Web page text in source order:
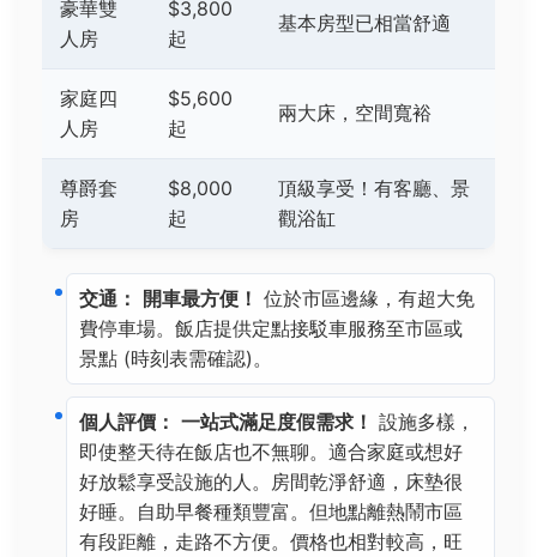
豪華雙
人房
$3,800
起
基本房型已相當舒適
家庭四
人房
$5,600
起
兩大床，空間寬裕
尊爵套
房
$8,000
起
頂級享受！有客廳、景
觀浴缸
交通： 開車最方便！ 位於市區邊緣，有超大免
費停車場。飯店提供定點接駁車服務至市區或
景點 (時刻表需確認)。
個人評價： 一站式滿足度假需求！ 設施多樣，
即使整天待在飯店也不無聊。適合家庭或想好
好放鬆享受設施的人。房間乾淨舒適，床墊很
好睡。自助早餐種類豐富。但地點離熱鬧市區
有段距離，走路不方便。價格也相對較高，旺